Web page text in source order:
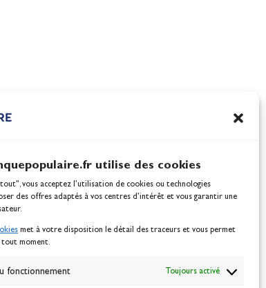
utilise des cookies
vous acceptez l’utilisation de cookies ou technologies
des offres adaptés à vos centres d’intérêt et vous garantir une
met à votre disposition le détail des traceurs et vous permet
tout moment.
fonctionnement Toujours activé